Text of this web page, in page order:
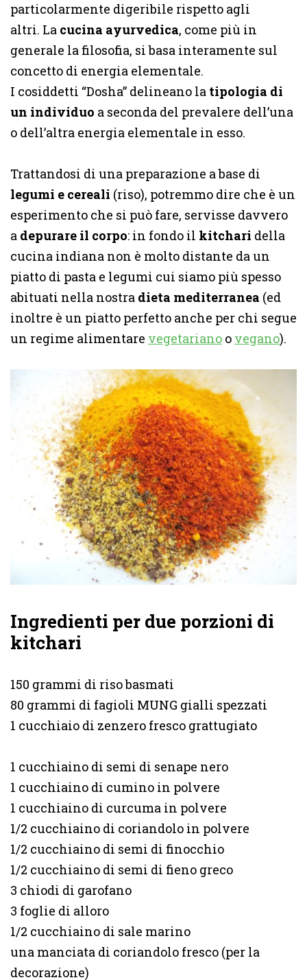
particolarmente digeribile rispetto agli
altri. La cucina ayurvedica, come più in
generale la filosofia, si basa interamente sul
concetto di energia elementale.
I cosiddetti “Dosha” delineano la tipologia di
un individuo a seconda del prevalere dell’una
o dell’altra energia elementale in esso.
Trattandosi di una preparazione a base di
legumi e cereali (riso), potremmo dire che è un
esperimento che si può fare, servisse davvero
a depurare il corpo: in fondo il kitchari della
cucina indiana non è molto distante da un
piatto di pasta e legumi cui siamo più spesso
abituati nella nostra dieta mediterranea (ed
inoltre è un piatto perfetto anche per chi segue
un regime alimentare vegetariano o vegano).
Ingredienti per due porzioni di
kitchari
150 grammi di riso basmati
80 grammi di fagioli MUNG gialli spezzati
1 cucchiaio di zenzero fresco grattugiato
1 cucchiaino di semi di senape nero
1 cucchiaino di cumino in polvere
1 cucchiaino di curcuma in polvere
1/2 cucchiaino di coriandolo in polvere
1/2 cucchiaino di semi di finocchio
1/2 cucchiaino di semi di fieno greco
3 chiodi di garofano
3 foglie di alloro
1/2 cucchiaino di sale marino
una manciata di coriandolo fresco (per la
decorazione)